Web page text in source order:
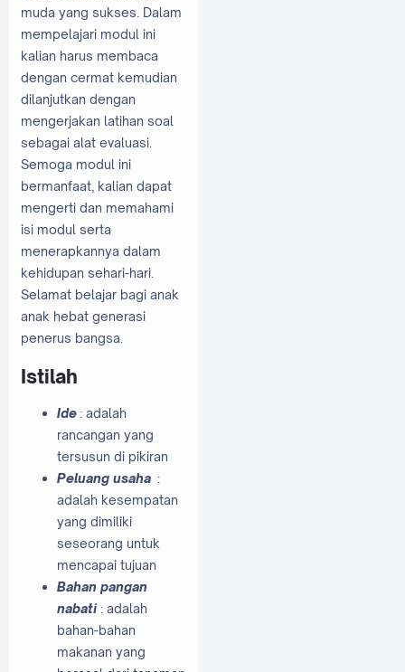
muda yang sukses. Dalam
mempelajari modul ini
kalian harus membaca
dengan cermat kemudian
dilanjutkan dengan
mengerjakan latihan soal
sebagai alat evaluasi.
Semoga modul ini
bermanfaat, kalian dapat
mengerti dan memahami
isi modul serta
menerapkannya dalam
kehidupan sehari-hari.
Selamat belajar bagi anak
anak hebat generasi
penerus bangsa.
Istilah
Ide : adalah
rancangan yang
tersusun di pikiran
Peluang usaha :
adalah kesempatan
yang dimiliki
seseorang untuk
mencapai tujuan
Bahan pangan
nabati: adalah
bahan-bahan
makanan yang